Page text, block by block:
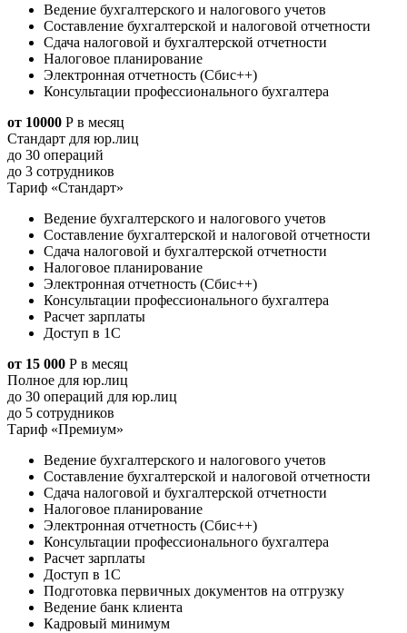
Ведение бухгалтерского и налогового учетов
Составление бухгалтерской и налоговой отчетности
Сдача налоговой и бухгалтерской отчетности
Налоговое планирование
Электронная отчетность (Сбис++)
Консультации профессионального бухгалтера
от 10000 Р в месяц
Стандарт для юр.лиц
до 30 операций
до 3 сотрудников
Тариф «Стандарт»
Ведение бухгалтерского и налогового учетов
Составление бухгалтерской и налоговой отчетности
Сдача налоговой и бухгалтерской отчетности
Налоговое планирование
Электронная отчетность (Сбис++)
Консультации профессионального бухгалтера
Расчет зарплаты
Доступ в 1С
от 15 000 Р в месяц
Полное для юр.лиц
до 30 операций для юр.лиц
до 5 сотрудников
Тариф «Премиум»
Ведение бухгалтерского и налогового учетов
Составление бухгалтерской и налоговой отчетности
Сдача налоговой и бухгалтерской отчетности
Налоговое планирование
Электронная отчетность (Сбис++)
Консультации профессионального бухгалтера
Расчет зарплаты
Доступ в 1С
Подготовка первичных документов на отгрузку
Ведение банк клиента
Кадровый минимум